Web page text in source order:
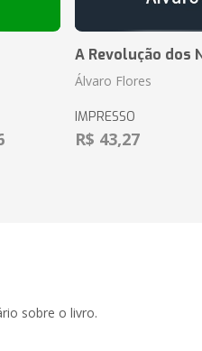
A Revolução dos
Álvaro Flores
IMPRESSO
R$ 43,27
sobre o livro.